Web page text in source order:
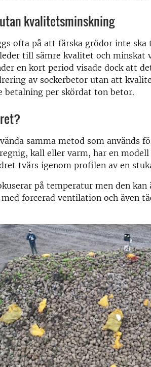
kvalitetsminskning
ofta på att färska grödor inte
till sämre kvalitet och minskat
en kort period visade dock att
av sockerbetor utan att
betalning per skördat ton betor.
samma metod som används
kall eller varm, har en
tvärs igenom profilen av en
på temperatur men den kan
forcerad ventilation och även